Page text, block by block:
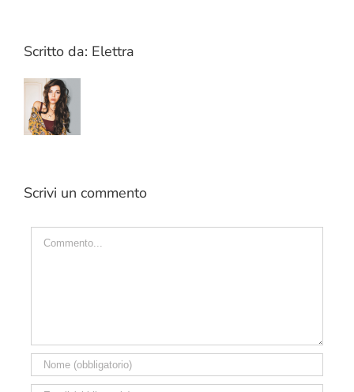
Scritto da: Elettra
Scrivi un commento
Commento